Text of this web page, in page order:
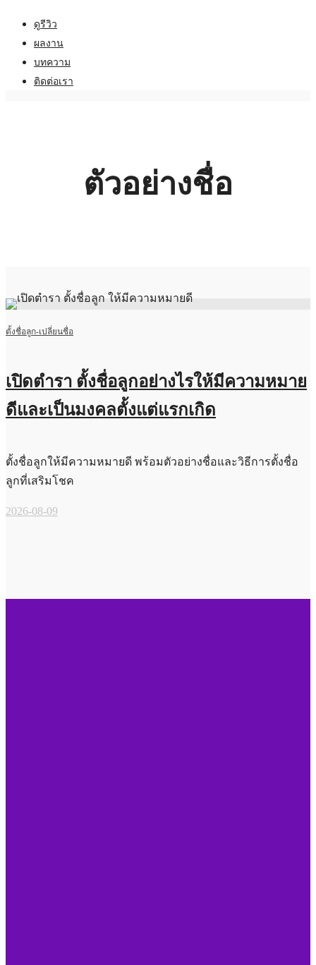
ดูรีวิว
ผลงาน
บทความ
ติดต่อเรา
ตัวอย่างชื่อ
ตั้งชื่อลูก-เปลี่ยนชื่อ
เปิดตำรา ตั้งชื่อลูกอย่างไรให้มีความหมาย
ดีและเป็นมงคลตั้งแต่แรกเกิด
ตั้งชื่อลูกให้มีความหมายดี พร้อมตัวอย่างชื่อและวิธีการตั้งชื่อ
ลูกที่เสริมโชค
2026-08-09